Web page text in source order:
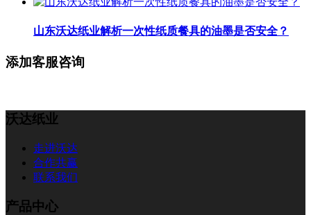
山东沃达纸业解析一次性纸质餐具的油墨是否安全？
添加客服咨询
沃达纸业
走进沃达
合作共赢
联系我们
产品中心